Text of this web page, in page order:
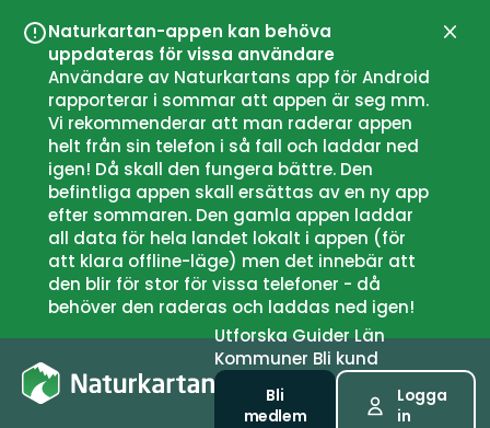
Naturkartan-appen kan behöva
uppdateras för vissa användare
Användare av Naturkartans app för Android
rapporterar i sommar att appen är seg mm.
Vi rekommenderar att man raderar appen
helt från sin telefon i så fall och laddar ned
igen! Då skall den fungera bättre. Den
befintliga appen skall ersättas av en ny app
efter sommaren. Den gamla appen laddar
all data för hela landet lokalt i appen (för
att klara offline-läge) men det innebär att
den blir för stor för vissa telefoner - då
behöver den raderas och laddas ned igen!
UtforskaGuiderLän
Kommuner Bli kund
Bli
medlem
Logga
in